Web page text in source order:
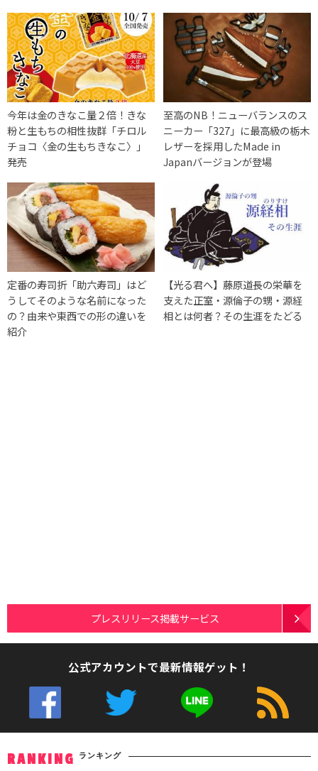
今年は金のきなこ量２倍！きな
粉と生もちの相性抜群「チロル
チョコ〈金の生もちきなこ〉」
発売
至高のNB！ニューバランスのス
ニーカー「327」に最高級の栃木
レザーを採用したMade in
Japanバージョンが登場
定番の寿司折「助六寿司」はど
うしてそのような名前になった
の？由来や東西での形の違いを
紹介
【光る君へ】藤原道長の栄華を
支えた正室・源倫子の甥・源経
相とは何者？その生涯をたどる
プレスリリース掲載サービス
公式アカウントで最新情報ゲット！
RANKING ランキング